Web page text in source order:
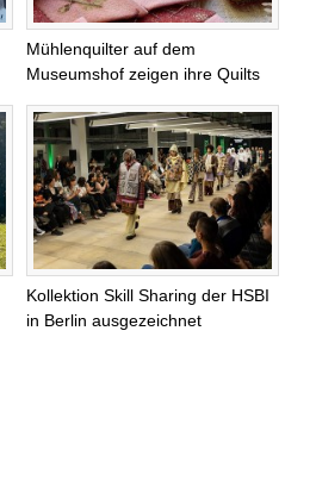
Mühlenquilter auf dem
Museumshof zeigen ihre Quilts
Kollektion Skill Sharing der HSBI
in Berlin ausgezeichnet